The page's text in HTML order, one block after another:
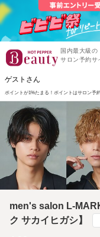
国内最大級の
サロン予約サ
ゲストさん
ポイントが1%たまる！ ポイントはサロン予
men's salon L-
ク サカイヒガシ】